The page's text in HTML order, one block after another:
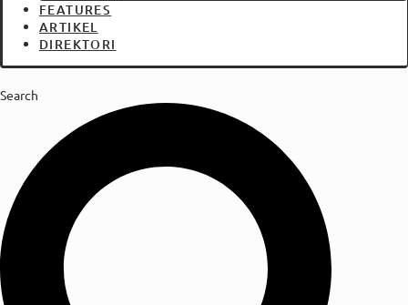
FEATURES
ARTIKEL
DIREKTORI
Search